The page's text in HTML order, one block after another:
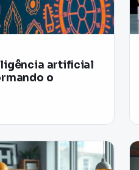
artificial
o